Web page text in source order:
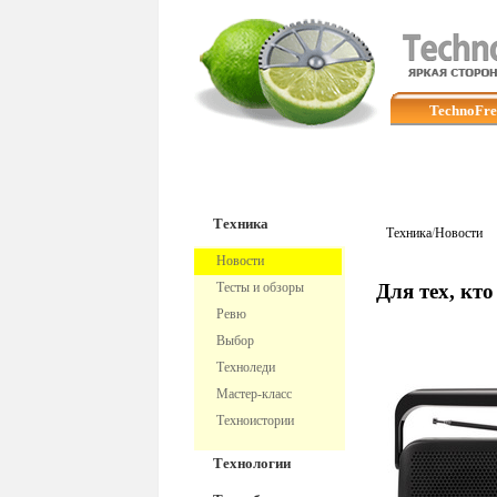
Техника
Новости
Тесты и обзоры
Ревю
Выбор
Техноледи
Мастер-класс
Техноистории
Технологии
Техника/Новости
Для тех,